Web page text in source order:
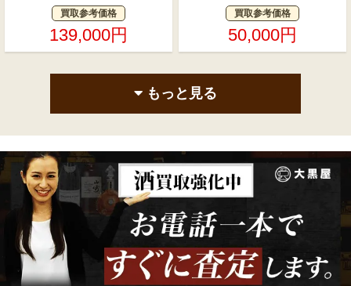
買取参考価格
139,000円
買取参考価格
50,000円
もっと見る